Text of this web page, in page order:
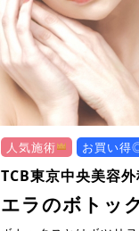
人気施術 お買い得
TCB東京中央美容
エラのボトッ